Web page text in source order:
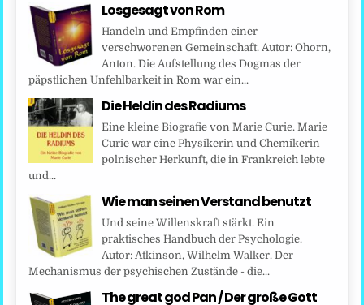
Losgesagt von Rom
Handeln und Empfinden einer
verschworenen Gemeinschaft. Autor: Ohorn,
Anton. Die Aufstellung des Dogmas der
päpstlichen Unfehlbarkeit in Rom war ein...
Die Heldin des Radiums
Eine kleine Biografie von Marie Curie. Marie
Curie war eine Physikerin und Chemikerin
polnischer Herkunft, die in Frankreich lebte
und...
Wie man seinen Verstand benutzt
Und seine Willenskraft stärkt. Ein
praktisches Handbuch der Psychologie.
Autor: Atkinson, Wilhelm Walker. Der
Mechanismus der psychischen Zustände - die...
The great god Pan / Der große Gott